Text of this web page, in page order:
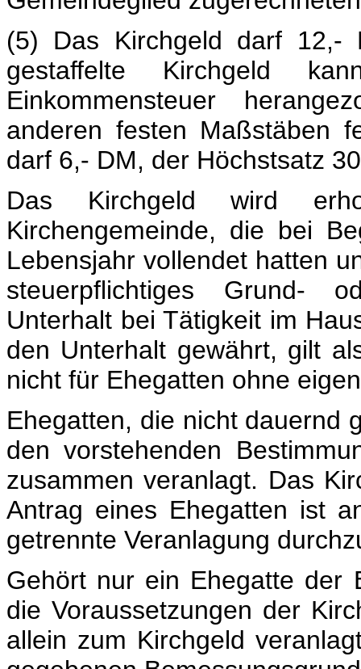
(5) Das Kirchgeld darf 12,-
gestaffelte Kirchgeld
Einkommensteuer
anderen festen Maßstäben
darf 6,- DM, der Höchstsatz
Das Kirchgeld wird
Kirchengemeinde, die bei
Lebensjahr vollendet hatten
steuerpflichtiges Grund-
Unterhalt bei Tätigkeit im
den Unterhalt gewährt, gilt
nicht für Ehegatten ohne
Ehegatten, die nicht dauernd
den vorstehenden
zusammen veranlagt. Das
Antrag eines Ehegatten ist
getrennte Veranlagung
Gehört nur ein Ehegatte der
die Voraussetzungen der
allein zum Kirchgeld